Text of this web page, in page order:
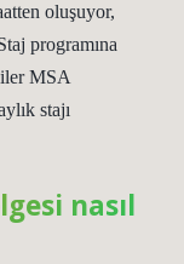
oluşuyor,
programına
MSA
stajı
nasıl